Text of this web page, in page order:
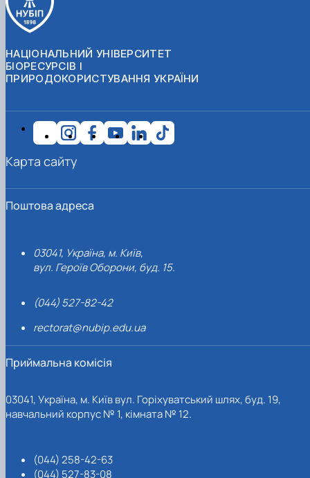
НАЦІОНАЛЬНИЙ УНІВЕРСИТЕТ
БІОРЕСУРСІВ І
ПРИРОДОКОРИСТУВАННЯ УКРАЇНИ
Поштова адреса
03041, Україна, м. Київ,
вул. Героїв Оборони, буд. 15.
(044) 527-82-42
rectorat@nubip.edu.ua
Приймальна комісія
03041, Україна, м. Київ вул. Горіхуватський шлях, буд. 19,
навчальний корпус № 1, кімната № 12.
(044) 258-42-63
(044) 527-83-08
Карта сайту